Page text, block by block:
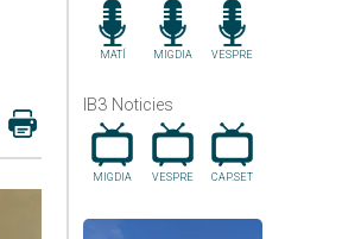
MATÍ MIGDIA VESPRE
IB3 Noticies
MIGDIA VESPRE CAP.SET